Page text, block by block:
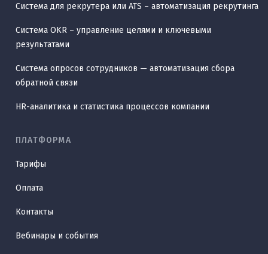
Система для рекрутера или ATS – автоматизация рекрутинга
Система OKR – управление целями и ключевыми
результатами
Система опросов сотрудников — автоматизация сбора
обратной связи
HR-аналитика и статистика процессов компании
ПЛАТФОРМА
Тарифы
Оплата
Контакты
Вебинары и события